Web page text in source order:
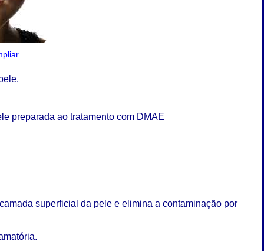
preparada ao tratamento com DMAE
superficial da pele e elimina a contaminação por